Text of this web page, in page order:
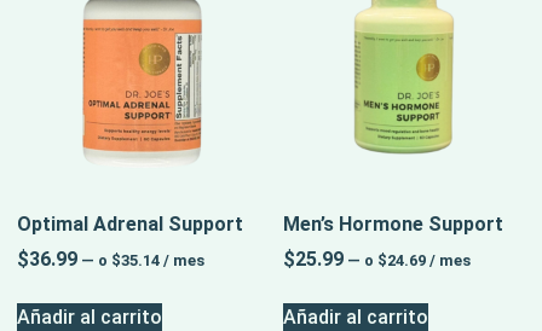
Optimal Adrenal Support
$36.99 — o $35.14 / mes
Añadir al carrito
Men’s Hormone Support
$25.99 — o $24.69 / mes
Añadir al carrito